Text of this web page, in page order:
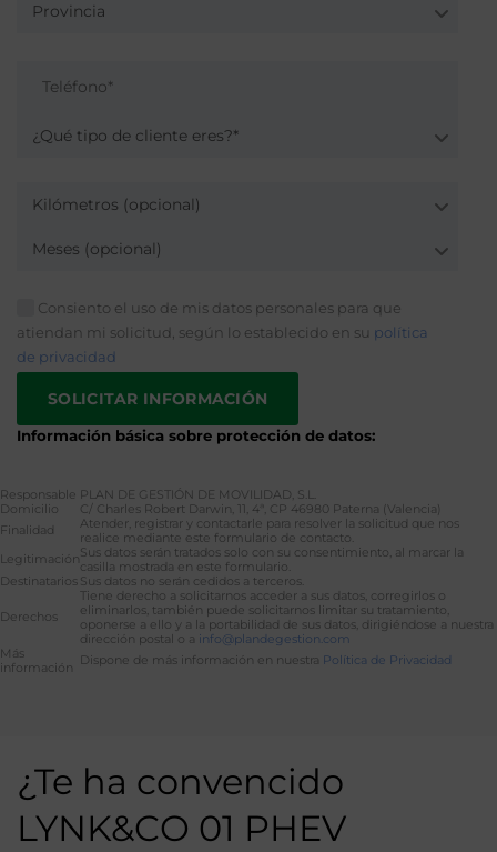
Provincia
¿Qué tipo de cliente eres?*
Kilómetros (opcional)
Meses (opcional)
Consiento el uso de mis datos personales para que
atiendan mi solicitud, según lo establecido en su política
de privacidad
Información básica sobre protección de datos:
Responsable PLAN DE GESTIÓN DE MOVILIDAD, S.L.
Domicilio
C/ Charles Robert Darwin, 11, 4ª, CP 46980 Paterna (Valencia)
Finalidad
Atender, registrar y contactarle para resolver la solicitud que nos
realice mediante este formulario de contacto.
LegitimaciónSus datos serán tratados solo con su consentimiento, al marcar la
casilla mostrada en este formulario.
Destinatarios Sus datos no serán cedidos a terceros.
Derechos
Tiene derecho a solicitarnos acceder a sus datos, corregirlos o
eliminarlos, también puede solicitarnos limitar su tratamiento,
oponerse a ello y a la portabilidad de sus datos, dirigiéndose a nuestra
dirección postal o a info@plandegestion.com
Más
información Dispone de más información en nuestra Política de Privacidad
¿Te ha convencido
LYNK&CO 01 PHEV